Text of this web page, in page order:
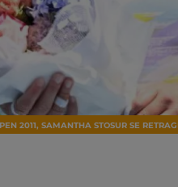
2011, SAMANTHA STOSUR SE